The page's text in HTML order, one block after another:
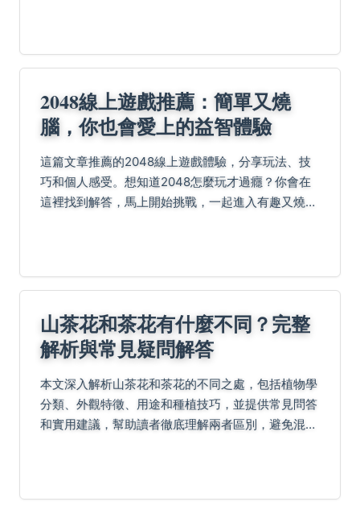
2048線上遊戲推薦：簡單又燒
腦，你也會愛上的益智體驗
這篇文章推薦的2048線上遊戲體驗，分享玩法、技
巧和個人感受。想知道2048怎麼玩才過癮？你會在
這裡找到解答，馬上開始挑戰，一起進入有趣又燒腦
山茶花和茶花有什麼不同？完整
解析與常見疑問解答
本文深入解析山茶花和茶花的不同之處，包括植物學
分類、外觀特徵、用途和種植技巧，並提供常見問答
和實用建議，幫助讀者徹底理解兩者區別，避免混